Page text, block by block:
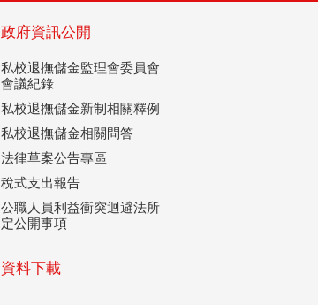
政府資訊公開
私校退撫儲金監理會委員會
會議紀錄
私校退撫儲金新制相關釋例
私校退撫儲金相關問答
法律草案公告專區
稅式支出報告
公職人員利益衝突迴避法所
定公開事項
資料下載